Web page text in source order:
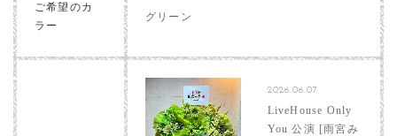
ご希望のカ
ラー
グリーン
2026.06.07
LiveHouse Only
You 公演 [雨宮み